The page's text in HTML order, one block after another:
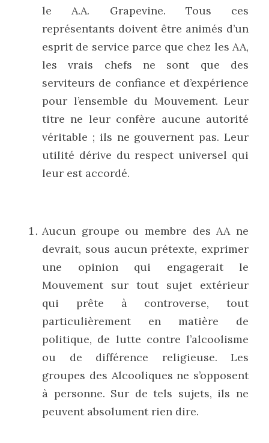
le A.A. Grapevine. Tous ces
représentants doivent être animés d’un
esprit de service parce que chez les AA,
les vrais chefs ne sont que des
serviteurs de confiance et d’expérience
pour l’ensemble du Mouvement. Leur
titre ne leur confère aucune autorité
véritable ; ils ne gouvernent pas. Leur
utilité dérive du respect universel qui
leur est accordé.
Aucun groupe ou membre des AA ne
devrait, sous aucun prétexte, exprimer
une opinion qui engagerait le
Mouvement sur tout sujet extérieur
qui prête à controverse, tout
particulièrement en matière de
politique, de lutte contre l’alcoolisme
ou de différence religieuse. Les
groupes des Alcooliques ne s’opposent
à personne. Sur de tels sujets, ils ne
peuvent absolument rien dire.